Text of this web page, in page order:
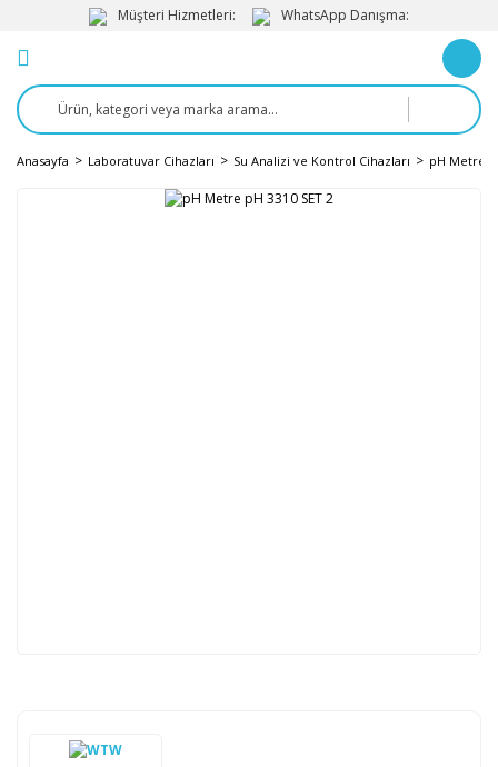
Müşteri Hizmetleri: WhatsApp Danışma:
Anasayfa Laboratuvar Cihazları Su Analizi ve Kontrol Cihazları pH Metre